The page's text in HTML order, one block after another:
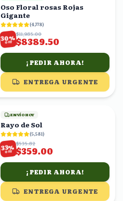
Oso Floral rosas Rojas
Gigante
(4,778)
30%
OFF
$11,985.00
$8389.50
¡PEDIR AHORA!
ENTREGA URGENTE
ENVÍO HOY
Rayo de Sol
(5,581)
33%
OFF
$535.82
$359.00
¡PEDIR AHORA!
ENTREGA URGENTE